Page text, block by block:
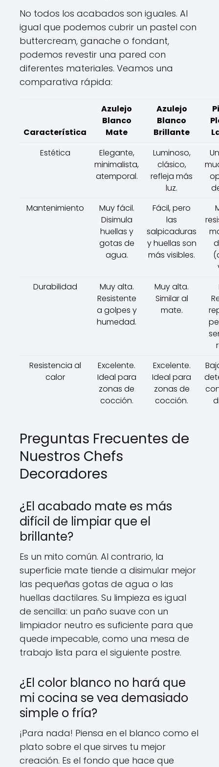
No todos los acabados son iguales. Al
igual que podemos cubrir un pastel con
buttercream, ganache o fondant,
podemos revestir una pared con
diferentes materiales. Veamos una
comparativa rápida:
Característica
Azulejo
Blanco
Mate
Azulejo
Blanco
Brillante
Estética
Elegante,
minimalista,
atemporal.
Luminoso,
clásico,
refleja más
luz.
Mantenimiento
Muy fácil.
Disimula
huellas y
gotas de
agua.
Fácil, pero
las
salpicaduras
y huellas son
más visibles.
Durabilidad
Muy alta.
Resistente
a golpes y
humedad.
Muy alta.
Similar al
mate.
Resistencia al
calor
Excelente.
Ideal para
zonas de
cocción.
Excelente.
Ideal para
zonas de
cocción.
Preguntas Frecuentes de
Nuestros Chefs
Decoradores
¿El acabado mate es más
difícil de limpiar que el
brillante?
Es un mito común. Al contrario, la
superficie mate tiende a disimular mejor
las pequeñas gotas de agua o las
huellas dactilares. Su limpieza es igual
de sencilla: un paño suave con un
limpiador neutro es suficiente para que
quede impecable, como una mesa de
trabajo lista para el siguiente postre.
¿El color blanco no hará que
mi cocina se vea demasiado
simple o fría?
¡Para nada! Piensa en el blanco como el
plato sobre el que sirves tu mejor
creación. Es el fondo que hace que